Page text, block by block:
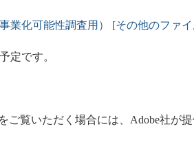
業化可能性調査用） [その他のファ
定です。
ご覧いただく場合には、Adobe社が提